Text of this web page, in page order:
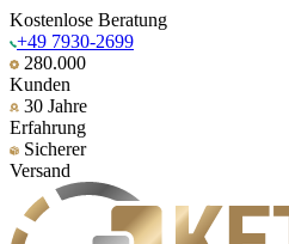
Kostenlose Beratung
+49 7930-2699
280.000
Kunden
30 Jahre
Erfahrung
Sicherer
Versand